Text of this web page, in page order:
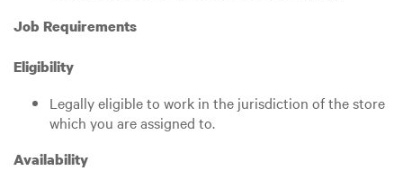
Job Requirements
Eligibility
Legally eligible to work in the jurisdiction of the store
which you are assigned to.
Availability